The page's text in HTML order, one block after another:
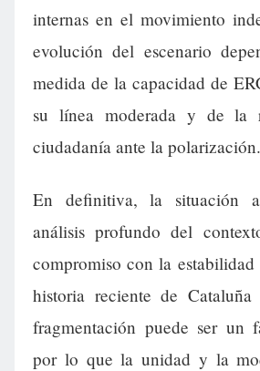
internas en el movimiento
evolución del escenario
medida de la capacidad de
su línea moderada y de la
ciudadanía ante la polarización.
En definitiva, la situación
análisis profundo del
compromiso con la
historia reciente de
fragmentación puede ser un
por lo que la unidad y la